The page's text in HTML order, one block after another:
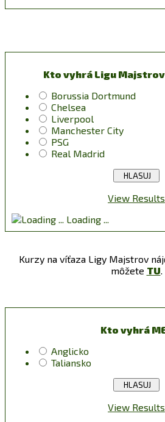
Kto vyhrá Ligu
Borussia Dortmund
Chelsea
Liverpool
Manchester City
PSG
Real Madrid
View Results
Loading ...
Kurzy na víťaza Ligy Majstrov
môžete TU.
Kto vyhrá
Anglicko
Taliansko
View Results